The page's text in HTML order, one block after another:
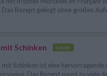
Rezept gelingt ohne großen
Schinken Leicht
mit Schinken ist eine hervorragende
Das Rezept passt zu viele